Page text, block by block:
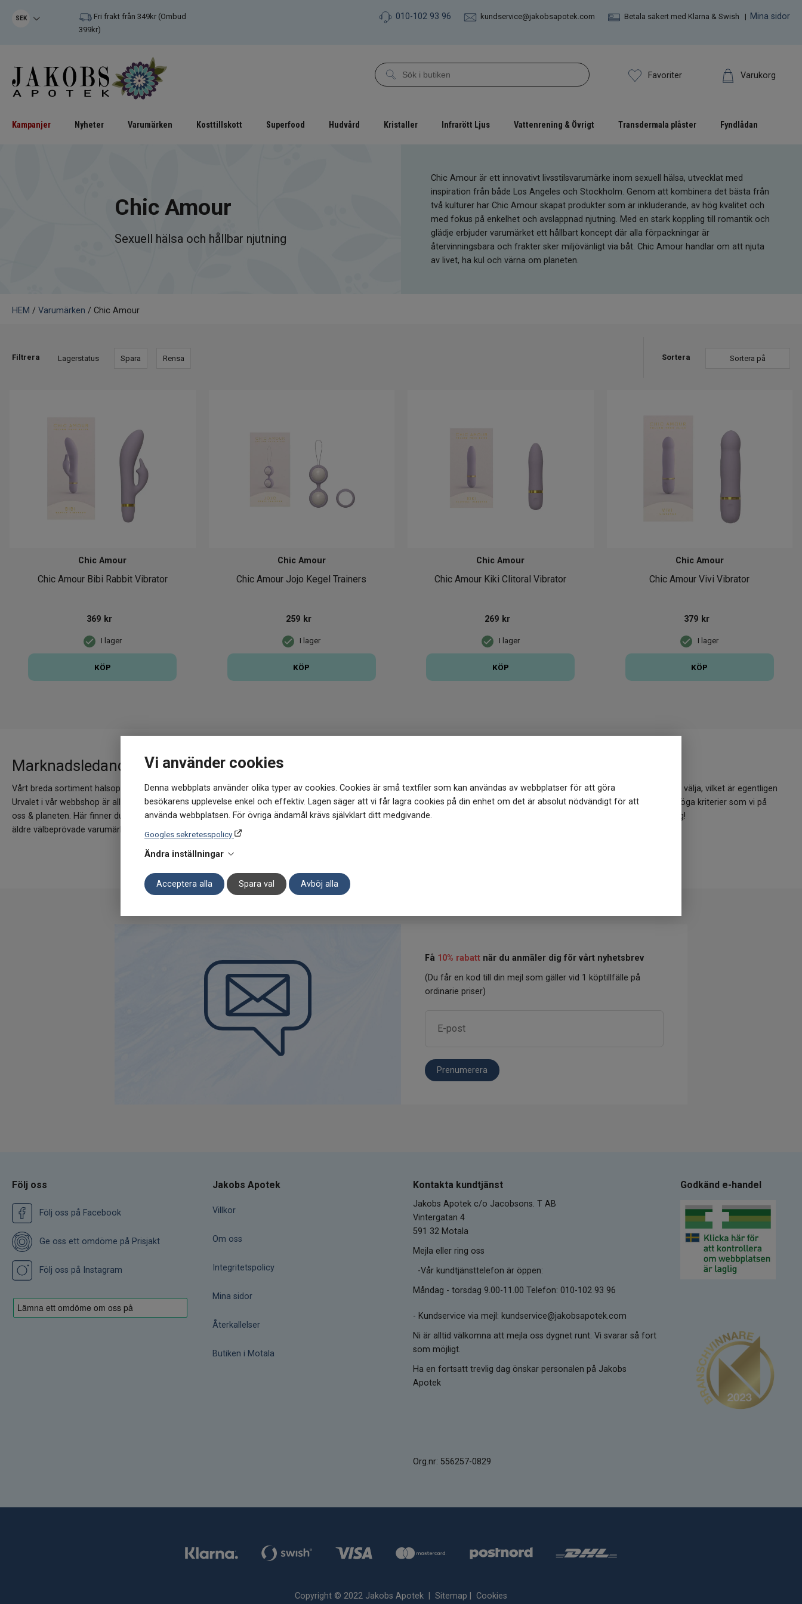
Vi använder cookies
Denna webbplats använder olika typer av cookies. Cookies är små textfiler som kan användas av webbplatser för att göra
besökarens upplevelse enkel och effektiv. Lagen säger att vi får lagra cookies på din enhet om det är absolut nödvändigt för att
använda webbplatsen. För övriga ändamål krävs självklart ditt medgivande.
Googles sekretesspolicy
Ändra inställningar
Acceptera alla Spara val Avböj alla
SEK
Fri frakt från 349kr (Ombud
399kr)
010-102 93 96 kundservice@jakobsapotek.com Betala säkert med Klarna & Swish | Mina sidor
Favoriter Varukorg
Kampanjer Nyheter Varumärken Kosttillskott Superfood Hudvård Kristaller Infrarött Ljus Vattenrening & Övrigt Transdermala plåster Fyndlådan
Chic Amour
Sexuell hälsa och hållbar njutning
Chic Amour är ett innovativt livsstilsvarumärke inom sexuell hälsa, utvecklat med
inspiration från både Los Angeles och Stockholm. Genom att kombinera det bästa från
två kulturer har Chic Amour skapat produkter som är inkluderande, av hög kvalitet och
med fokus på enkelhet och avslappnad njutning. Med en stark koppling till romantik och
glädje erbjuder varumärket ett hållbart koncept där alla förpackningar är
återvinningsbara och frakter sker miljövänligt via båt. Chic Amour handlar om att njuta
av livet, ha kul och värna om planeten.
HEM / Varumärken / Chic Amour
Filtrera Lagerstatus Spara Rensa Sortera Sortera på
Chic Amour Bibi Rabbit Vibrator
Chic Amour
I lager
369 kr
KÖP
Chic Amour Jojo Kegel Trainers
Chic Amour
I lager
259 kr
KÖP
Chic Amour Kiki Clitoral Vibrator
Chic Amour
I lager
269 kr
KÖP
Chic Amour Vivi Vibrator
Chic Amour
I lager
379 kr
KÖP
Marknadsledande varumärken hittar du hos oss!
Vårt breda sortiment hälsoprodukter speglas av ett nästintill lika brett utbud av varumärken.
Urvalet i vår webbshop är alltid grundat i att dessa ska vara så skonsamma som möjligt mot både
oss & planeten. Här finner du allt inom kosttillskott, hälsokost- och skönhetsprodukter från både
äldre välbeprövade varumärken till nya uppstickare.
Vi kan förstå att det blir överväldigande att veta vilket märke man ska välja, vilket är egentligen
bäst? Det korta svaret är att alla varumärken i shoppen uppfyller de höga kriterier som vi på
Jakobs Apotek har. Fortfarande osäker? Kontakta oss så hjälper vi dig!
Få 10% rabatt när du anmäler dig för vårt nyhetsbrev
(Du får en kod till din mejl som gäller vid 1 köptillfälle på
ordinarie priser)
Prenumerera
Följ oss
Följ oss på Facebook
Ge oss ett omdöme på Prisjakt
Följ oss på Instagram
Jakobs Apotek
Villkor
Om oss
Integritetspolicy
Mina sidor
Återkallelser
Butiken i Motala
Kontakta kundtjänst
Jakobs Apotek c/o Jacobsons. T AB
Vintergatan 4
591 32 Motala
Mejla eller ring oss
-Vår kundtjänsttelefon är öppen:
Måndag - torsdag 9.00-11.00 Telefon: 010-102 93 96
- Kundservice via mejl: kundservice@jakobsapotek.com
Ni är alltid välkomna att mejla oss dygnet runt. Vi svarar så fort
som möjligt.
Ha en fortsatt trevlig dag önskar personalen på Jakobs
Apotek
Org.nr: 556257-0829
Godkänd e-handel
Copyright © 2022 Jakobs Apotek | Sitemap Cookies